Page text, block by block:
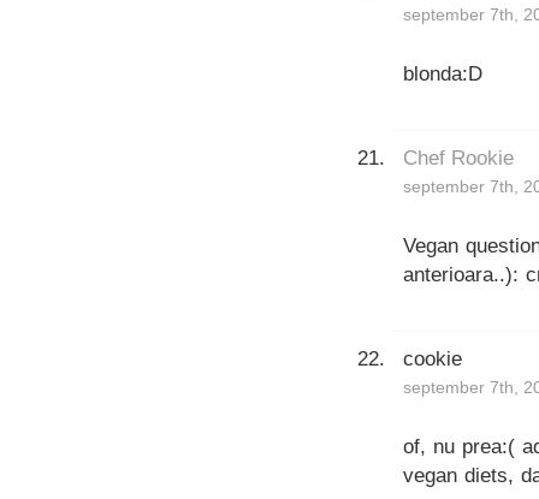
september 7th,
blonda:D
Chef Rookie
september 7th,
Vegan
anterioara..):
cookie
september 7th,
of, nu prea:(
vegan diets,